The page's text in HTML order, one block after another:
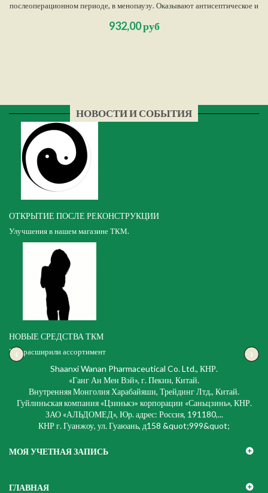
послеоперационном периоде, в менопаузу. Оказывают антисептическое и
опущениях и выпадениях органов малого таза. Эффективны при лечении
932,00 руб
НОВОСТИ И СОБЫТИЯ
ОТКРЫТИЕ ПОСЛЕ РЕКОНСТРУКЦИИ
Улучшения в нашем магазине ТКМ.
НОВЫЕ СРЕДСТВА ТКМ
Мы расширили ассортимент
‹ ›
Shaanxi Wanan Pharmaceutical Co. Ltd., КНР.
«Ганг Ан Мен Вэй», г. Пекин, Китай.
Внутренняя Монголия Харабайяши, Трейдинг Лтд., Китай.
Гуйлиньская компания «Цзинькэ» корпорации «Саньцзинь», КНР.
ЗАО «АЛЬДОМЕД», Юр. адрес: Россия, 191180,...
КНР г. Гуанжоу, ул. Гуаюань, д158 &quot;999&quot;
МОЯ УЧЕТНАЯ ЗАПИСЬ
ГЛАВНАЯ